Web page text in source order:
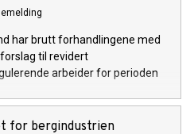
har brutt forhandlingene med
forslag til revidert
arbeider for perioden
for bergindustrien